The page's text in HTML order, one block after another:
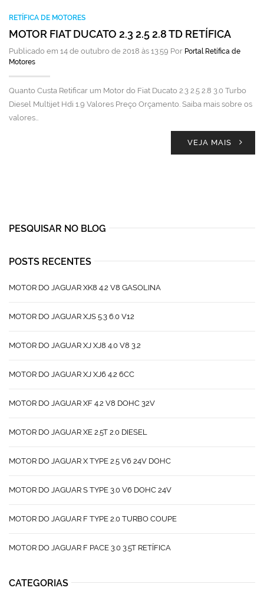
RETÍFICA DE MOTORES
MOTOR FIAT DUCATO 2.3 2.5 2.8 TD RETÍFICA
Publicado em 14 de outubro de 2018 às 13:59 Por Portal Retífica de
Motores
Quanto Custa Retificar um Motor do Fiat Ducato 2.3 2.5 2.8 3.0 Turbo
Diesel Multijet Hdi 1.9 Valores Preço Orçamento. Saiba mais sobre os
valores…
VEJA MAIS
PESQUISAR NO BLOG
POSTS RECENTES
MOTOR DO JAGUAR XK8 4.2 V8 GASOLINA
MOTOR DO JAGUAR XJS 5.3 6.0 V12
MOTOR DO JAGUAR XJ XJ8 4.0 V8 3.2
MOTOR DO JAGUAR XJ XJ6 4.2 6CC
MOTOR DO JAGUAR XF 4.2 V8 DOHC 32V
MOTOR DO JAGUAR XE 2.5T 2.0 DIESEL
MOTOR DO JAGUAR X TYPE 2.5 V6 24V DOHC
MOTOR DO JAGUAR S TYPE 3.0 V6 DOHC 24V
MOTOR DO JAGUAR F TYPE 2.0 TURBO COUPE
MOTOR DO JAGUAR F PACE 3.0 3.5T RETÍFICA
CATEGORIAS